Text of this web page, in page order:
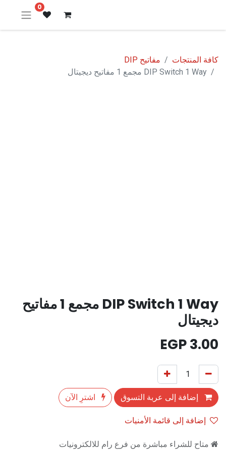
0
كافة المنتجات
مفاتيح DIP
DIP Switch 1 Way مجمع 1 مفاتيح ديجيتال
DIP Switch 1 Way مجمع 1 مفاتيح
ديجيتال
3.00
إضافة إلى عربة التسوق
اشترِ الآن
إضافة إلى قائمة الأمنيات
متاح للشراء مباشرة من فرع رام للالكترونيات